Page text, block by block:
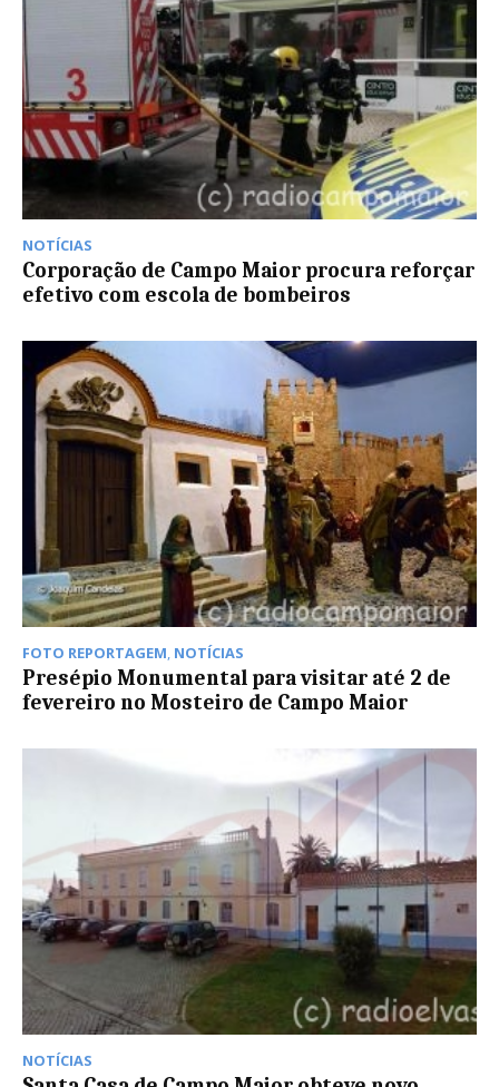
NOTÍCIAS
Corporação de Campo Maior procura reforçar
efetivo com escola de bombeiros
FOTO REPORTAGEM, NOTÍCIAS
Presépio Monumental para visitar até 2 de
fevereiro no Mosteiro de Campo Maior
NOTÍCIAS